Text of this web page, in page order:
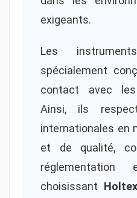
exigeants.
Les
spécialement
contact avec
Ainsi, ils
internationales en
et de qualité,
choisissant Holtex